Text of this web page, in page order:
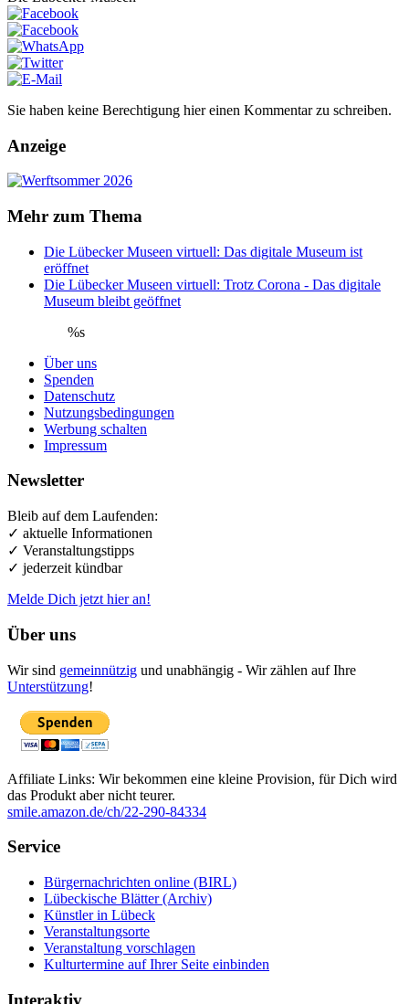
Sie haben keine Berechtigung hier einen Kommentar zu schreiben.
Anzeige
Mehr zum Thema
Die Lübecker Museen virtuell: Das digitale Museum ist
eröffnet
Die Lübecker Museen virtuell: Trotz Corona - Das digitale
Museum bleibt geöffnet
%s
Über uns
Spenden
Datenschutz
Nutzungsbedingungen
Werbung schalten
Impressum
Newsletter
Bleib auf dem Laufenden:
✓ aktuelle Informationen
✓ Veranstaltungstipps
✓ jederzeit kündbar
Melde Dich jetzt hier an!
Über uns
Wir sind gemeinnützig und unabhängig - Wir zählen auf Ihre
Unterstützung!
Affiliate Links: Wir bekommen eine kleine Provision, für Dich wird
das Produkt aber nicht teurer.
smile.amazon.de/ch/22-290-84334
Service
Bürgernachrichten online (BIRL)
Lübeckische Blätter (Archiv)
Künstler in Lübeck
Veranstaltungsorte
Veranstaltung vorschlagen
Kulturtermine auf Ihrer Seite einbinden
Interaktiv